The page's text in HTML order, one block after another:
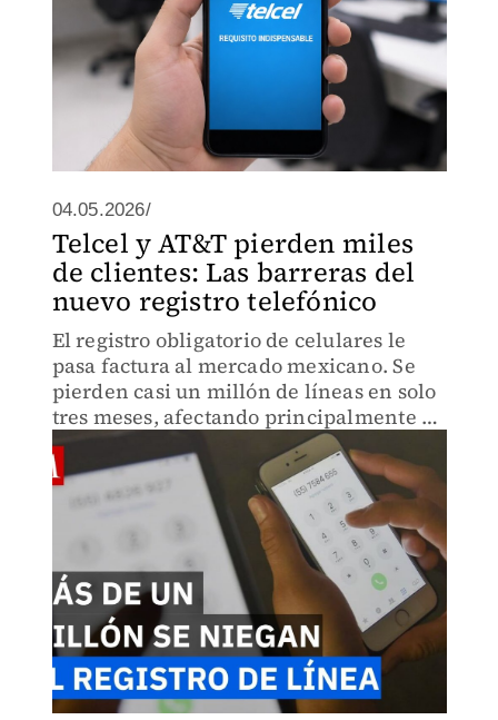
04.05.2026/
Telcel y AT&T pierden miles
de clientes: Las barreras del
nuevo registro telefónico
El registro obligatorio de celulares le
pasa factura al mercado mexicano. Se
pierden casi un millón de líneas en solo
tres meses, afectando principalmente a
usuarios de prepago.